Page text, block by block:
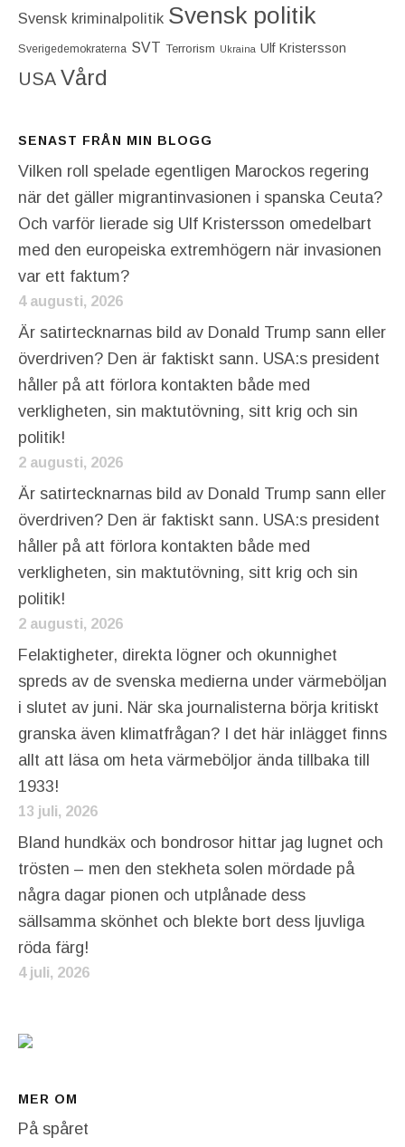
Svensk kriminalpolitik Svensk politik
Sverigedemokraterna SVT Terrorism Ukraina Ulf Kristersson
USA Vård
SENAST FRÅN MIN BLOGG
Vilken roll spelade egentligen Marockos regering
när det gäller migrantinvasionen i spanska Ceuta?
Och varför lierade sig Ulf Kristersson omedelbart
med den europeiska extremhögern när invasionen
var ett faktum?
4 augusti, 2026
Är satirtecknarnas bild av Donald Trump sann eller
överdriven? Den är faktiskt sann. USA:s president
håller på att förlora kontakten både med
verkligheten, sin maktutövning, sitt krig och sin
politik!
2 augusti, 2026
Är satirtecknarnas bild av Donald Trump sann eller
överdriven? Den är faktiskt sann. USA:s president
håller på att förlora kontakten både med
verkligheten, sin maktutövning, sitt krig och sin
politik!
2 augusti, 2026
Felaktigheter, direkta lögner och okunnighet
spreds av de svenska medierna under värmeböljan
i slutet av juni. När ska journalisterna börja kritiskt
granska även klimatfrågan? I det här inlägget finns
allt att läsa om heta värmeböljor ända tillbaka till
1933!
13 juli, 2026
Bland hundkäx och bondrosor hittar jag lugnet och
trösten – men den stekheta solen mördade på
några dagar pionen och utplånade dess
sällsamma skönhet och blekte bort dess ljuvliga
röda färg!
4 juli, 2026
MER OM
På spåret